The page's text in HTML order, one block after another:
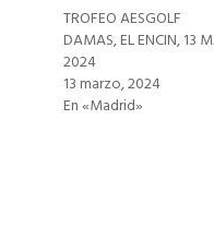
TROFEO AESGOLF
DAMAS, EL ENCIN, 13
2024
13 marzo, 2024
En «Madrid»